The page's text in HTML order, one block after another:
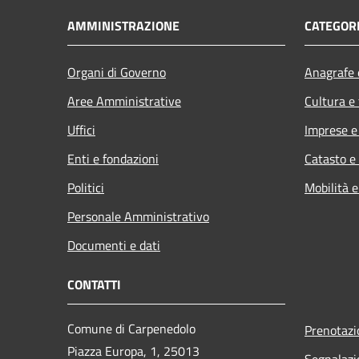
AMMINISTRAZIONE
Organi di Governo
Aree Amministrative
Uffici
Enti e fondazioni
Politici
Personale Amministrativo
Documenti e dati
Cultura
Imprese
Catasto
Mobilità
CONTATTI
Comune di Carpenedolo
Piazza Europa, 1, 25013